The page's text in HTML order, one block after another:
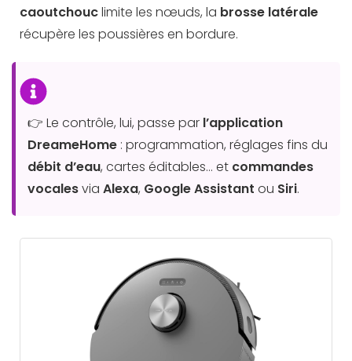
caoutchouclimite les nœuds, la brosse latérale
récupère les poussières en bordure.
👉 Le contrôle, lui, passe par l’application
DreameHome : programmation, réglages fins du
débit d’eau, cartes éditables… et commandes
vocalesvia Alexa, Google Assistant ou Siri.